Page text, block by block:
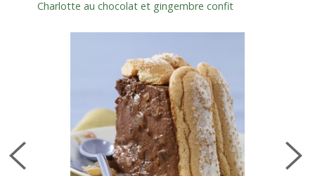
Charlotte au chocolat et gingembre confit